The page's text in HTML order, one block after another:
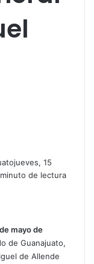
jueves, 15
de lectura
mayo de
de Guanajuato,
de Allende